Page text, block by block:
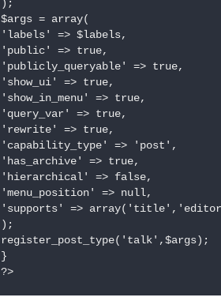
);
$args = array(
'labels' => $labels,
'public' => true,
'publicly_queryable' => true,
'show_ui' => true,
'show_in_menu' => true,
'query_var' => true,
'rewrite' => true,
'capability_type' => 'post',
'has_archive' => true,
'hierarchical' => false,
'menu_position' => null,
'supports' =>
);
register_post_type('talk',$args);
}
?>